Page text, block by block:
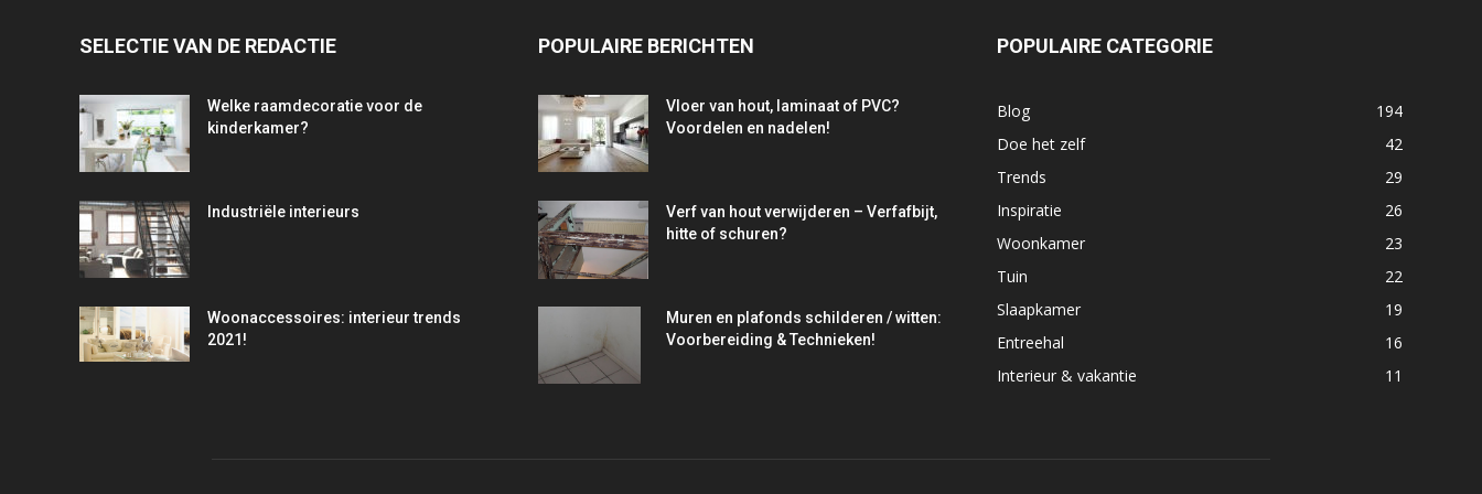
SELECTIE VAN DE REDACTIE
Welke raamdecoratie voor de
kinderkamer?
Industriële interieurs
Woonaccessoires: interieur trends
2021!
POPULAIRE BERICHTEN
Vloer van hout, laminaat of PVC?
Voordelen en nadelen!
Verf van hout verwijderen – Verfafbijt,
hitte of schuren?
Muren en plafonds schilderen / witten:
Voorbereiding & Technieken!
POPULAIRE CATEGORIE
Blog
194
Doe het zelf
42
Trends
29
Inspiratie
26
Woonkamer
23
Tuin
22
Slaapkamer
19
Entreehal
16
Interieur & vakantie
11